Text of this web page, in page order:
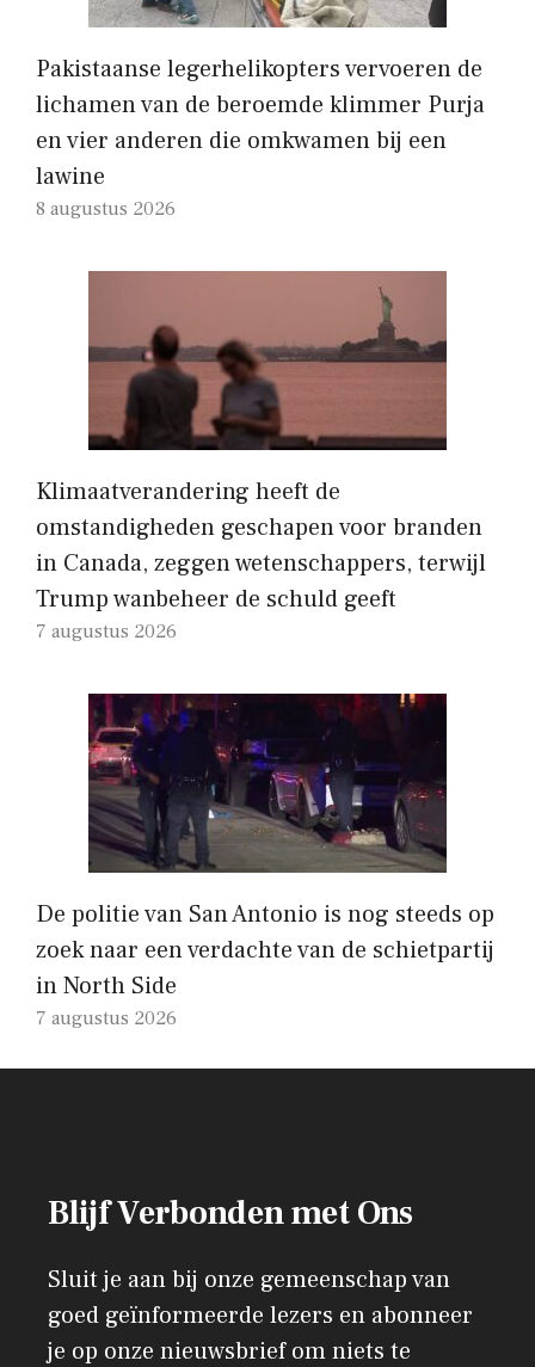
Pakistaanse legerhelikopters vervoeren de
lichamen van de beroemde klimmer Purja
en vier anderen die omkwamen bij een
lawine
8 augustus 2026
Klimaatverandering heeft de
omstandigheden geschapen voor branden
in Canada, zeggen wetenschappers, terwijl
Trump wanbeheer de schuld geeft
7 augustus 2026
De politie van San Antonio is nog steeds op
zoek naar een verdachte van de schietpartij
in North Side
7 augustus 2026
Blijf Verbonden met Ons
Sluit je aan bij onze gemeenschap van
goed geïnformeerde lezers en abonneer
je op onze nieuwsbrief om niets te